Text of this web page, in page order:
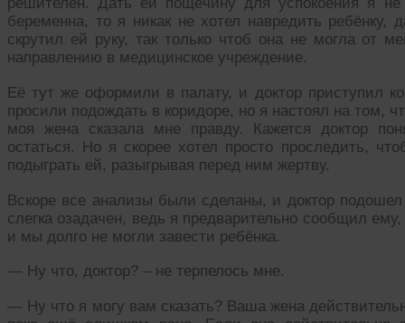
беременна, то я никак не хотел навредить
скрутил ей руку, так только чтоб она не могла от
направлению в медицинское учреждение.
Её тут же оформили в палату, и доктор приступил
просили подождать в коридоре, но я настоял на том,
моя жена сказала мне правду. Кажется доктор
остаться. Но я скорее хотел просто проследить,
подыграть ей, разыгрывая перед ним жертву.
Вскоре все анализы были сделаны, и доктор
слегка озадачен, ведь я предварительно сообщил
и мы долго не могли завести ребёнка.
— Ну что, доктор? – не терпелось мне.
— Ну что я могу вам сказать? Ваша жена